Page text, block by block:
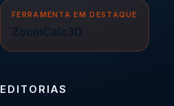
FERRAMENTA EM DESTAQUE
ZoomCalc3D
EDITORIAS